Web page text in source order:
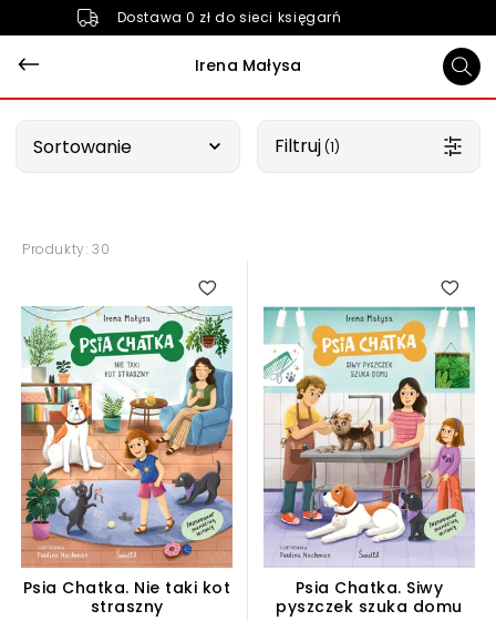
Dostawa 0 zł do sieci księgarń
Irena Małysa
Sortowanie Filtruj (1)
Produkty: 30
Psia Chatka. Nie taki kot
straszny
Psia Chatka. Siwy
pyszczek szuka domu